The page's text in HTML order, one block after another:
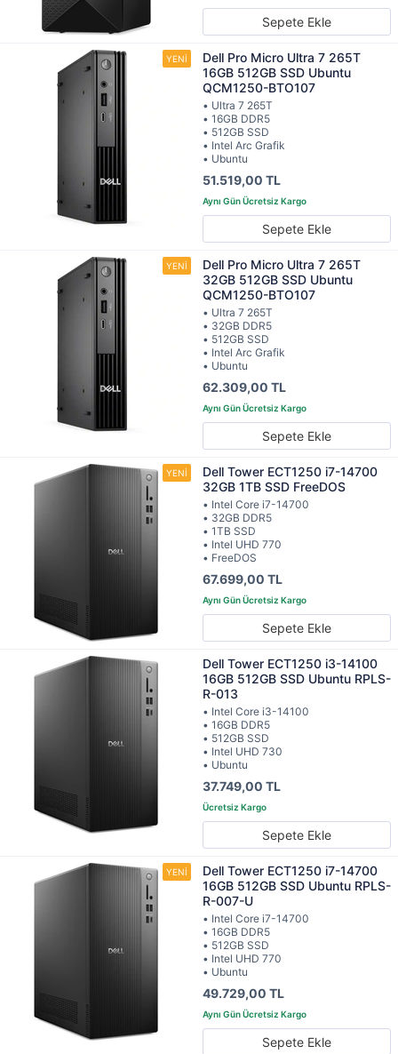
Sepete Ekle
Dell Pro Micro Ultra 7 265T
16GB 512GB SSD Ubuntu
QCM1250-BTO107
• Ultra 7 265T
• 16GB DDR5
• 512GB SSD
• Intel Arc Grafik
• Ubuntu
51.519,00 TL
Sepete Ekle
Dell Pro Micro Ultra 7 265T
32GB 512GB SSD Ubuntu
QCM1250-BTO107
• Ultra 7 265T
• 32GB DDR5
• 512GB SSD
• Intel Arc Grafik
• Ubuntu
62.309,00 TL
Sepete Ekle
Dell Tower ECT1250 i7-14700
32GB 1TB SSD FreeDOS
• Intel Core i7-14700
• 32GB DDR5
• 1TB SSD
• Intel UHD 770
• FreeDOS
67.699,00 TL
Sepete Ekle
Dell Tower ECT1250 i3-14100
16GB 512GB SSD Ubuntu RPLS-
R-013
• Intel Core i3-14100
• 16GB DDR5
• 512GB SSD
• Intel UHD 730
• Ubuntu
37.749,00 TL
Sepete Ekle
Dell Tower ECT1250 i7-14700
16GB 512GB SSD Ubuntu RPLS-
R-007-U
• Intel Core i7-14700
• 16GB DDR5
• 512GB SSD
• Intel UHD 770
• Ubuntu
49.729,00 TL
Sepete Ekle